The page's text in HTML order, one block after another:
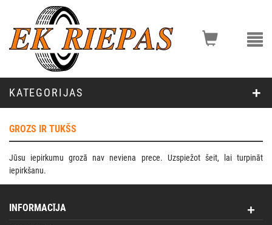
KATEGORIJAS
GROZS IR TUKŠS
Jūsu iepirkumu grozā nav neviena prece. Uzspiežot šeit, lai turpināt
iepirkšanu.
INFORMACĪJA